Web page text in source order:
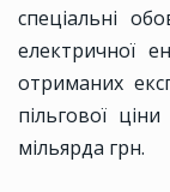
спеціальні
електричної
отриманих
пільгової
мільярда грн.